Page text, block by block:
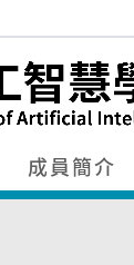
成員簡介